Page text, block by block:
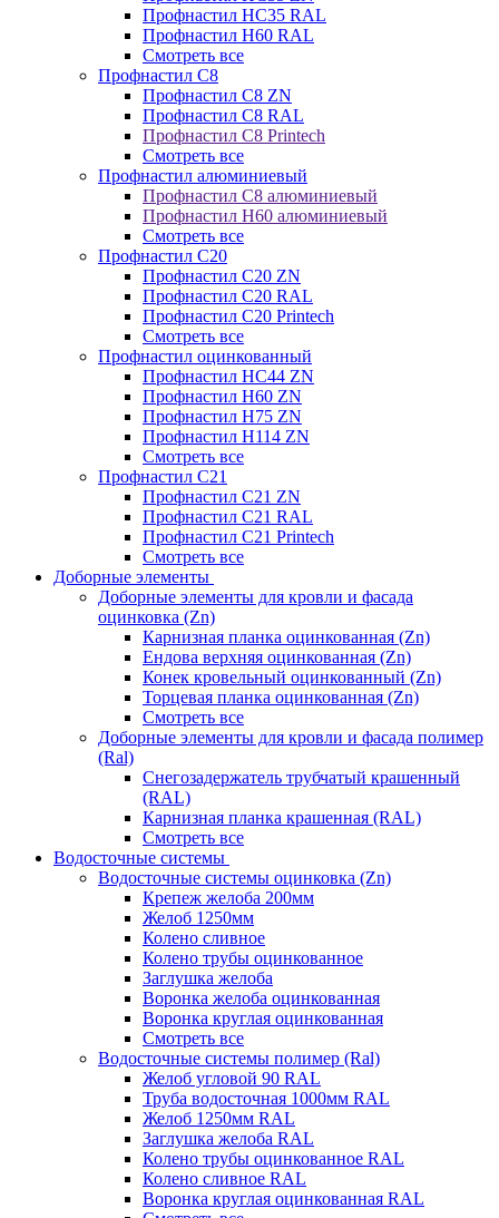
Профнастил НС35 RAL
Профнастил Н60 RAL
Смотреть все
Профнастил C8
Профнастил С8 ZN
Профнастил С8 RAL
Профнастил С8 Printech
Смотреть все
Профнастил алюминиевый
Профнастил С8 алюминиевый
Профнастил Н60 алюминиевый
Смотреть все
Профнастил C20
Профнастил С20 ZN
Профнастил С20 RAL
Профнастил С20 Printech
Смотреть все
Профнастил оцинкованный
Профнастил НС44 ZN
Профнастил Н60 ZN
Профнастил Н75 ZN
Профнастил Н114 ZN
Смотреть все
Профнастил C21
Профнастил С21 ZN
Профнастил С21 RAL
Профнастил С21 Printech
Смотреть все
Доборные элементы
Доборные элементы для кровли и фасада
оцинковка (Zn)
Карнизная планка оцинкованная (Zn)
Ендова верхняя оцинкованная (Zn)
Конек кровельный оцинкованный (Zn)
Торцевая планка оцинкованная (Zn)
Смотреть все
Доборные элементы для кровли и фасада полимер
(Ral)
Снегозадержатель трубчатый крашенный
(RAL)
Карнизная планка крашенная (RAL)
Смотреть все
Водосточные системы
Водосточные системы оцинковка (Zn)
Крепеж желоба 200мм
Желоб 1250мм
Колено сливное
Колено трубы оцинкованное
Заглушка желоба
Воронка желоба оцинкованная
Воронка круглая оцинкованная
Смотреть все
Водосточные системы полимер (Ral)
Желоб угловой 90 RAL
Труба водосточная 1000мм RAL
Желоб 1250мм RAL
Заглушка желоба RAL
Колено трубы оцинкованное RAL
Колено сливное RAL
Воронка круглая оцинкованная RAL